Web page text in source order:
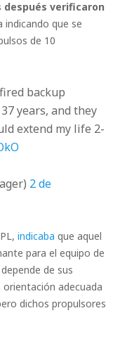
después verificaron
que se
de 10
backup
years, and they
extend my life 2-
2 de
indicaba que aquel
para el equipo de
de sus
adecuada
dichos propulsores